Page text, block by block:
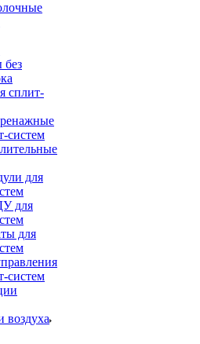
сплит-
систем
для
для
для
систем
воздуха